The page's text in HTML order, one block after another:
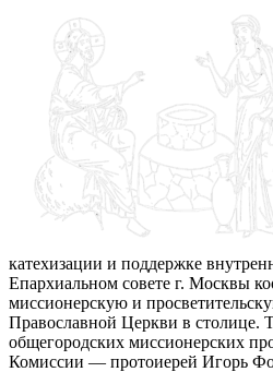
катехизации и поддержке
Епархиальном совете г. Москвы
миссионерскую и
Православной Церкви в столице.
общегородских миссионерских
Комиссии — протоиерей Игорь